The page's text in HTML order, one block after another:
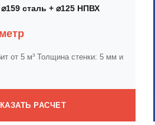
сталь + ⌀125 НПВХ
от 5 м³ Толщина стенки: 5 мм и
РАСЧЕТ